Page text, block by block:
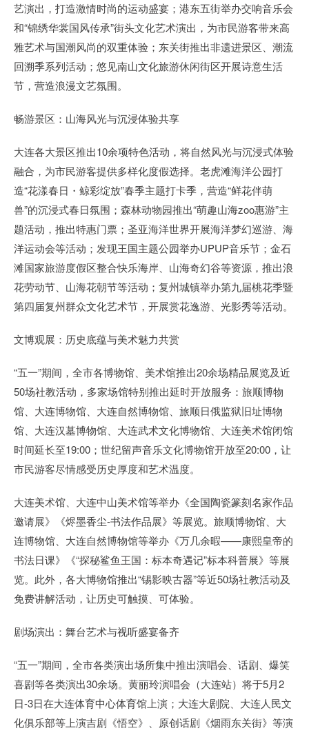
艺演出，打造激情时尚的运动盛宴；港东五街举办交响音乐会
和“锦绣华裳国风传承”街头文化艺术演出，为市民游客带来高
雅艺术与国潮风尚的双重体验；东关街推出非遗进景区、潮流
回溯季系列活动；悠见南山文化旅游休闲街区开展诗意生活
节，营造浪漫文艺氛围。
畅游景区：山海风光与沉浸体验共享
大连各大景区推出10余项特色活动，将自然风光与沉浸式体验
融合，为市民游客提供多样化度假选择。老虎滩海洋公园打
造“花漾春日・鲸彩绽放”春季主题打卡季，营造“鲜花伴萌
兽”的沉浸式春日氛围；森林动物园推出“萌趣山海zoo惠游”主
题活动，推出特惠门票；圣亚海洋世界开展海洋梦幻巡游、海
洋运动会等活动；发现王国主题公园举办UPUP音乐节；金石
滩国家旅游度假区整合快乐海岸、山海奇幻谷等资源，推出浪
花劳动节、山海花朝节等活动；复州城镇举办第九届桃花季暨
第四届复州群众文化艺术节，开展赏花逸游、光影秀等活动。
文博观展：历史底蕴与美术魅力共赏
“五一”期间，全市各博物馆、美术馆推出20余场精品展览及近
50场社教活动，多家场馆特别推出延时开放服务：旅顺博物
馆、大连博物馆、大连自然博物馆、旅顺日俄监狱旧址博物
馆、大连汉墓博物馆、大连武术文化博物馆、大连美术馆闭馆
时间延长至19:00；世纪留声音乐文化博物馆开放至20:00，让
市民游客尽情感受历史厚度和艺术温度。
大连美术馆、大连中山美术馆等举办《全国陶瓷篆刻名家作品
邀请展》《烬墨香尘-书法作品展》等展览。旅顺博物馆、大
连博物馆、大连自然博物馆等举办《万几余暇——康熙皇帝的
书法日课》《“探秘鲨鱼王国：标本奇遇记”标本科普展》等展
览。此外，各大博物馆推出“锡影映古器”等近50场社教活动及
免费讲解活动，让历史可触摸、可体验。
剧场演出：舞台艺术与视听盛宴备齐
“五一”期间，全市各类演出场所集中推出演唱会、话剧、爆笑
喜剧等各类演出30余场。黄丽玲演唱会（大连站）将于5月2
日-3日在大连体育中心体育馆上演；大连大剧院、大连人民文
化俱乐部等上演吉剧《悟空》、原创话剧《烟雨东关街》等演